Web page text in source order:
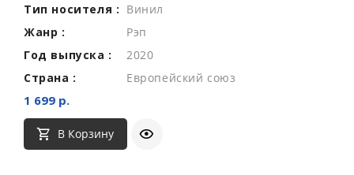
Тип носителя : Винил
Жанр :
Рэп
Год выпуска :
2020
Страна :
Европейский союз
1 699 р.
В Корзину